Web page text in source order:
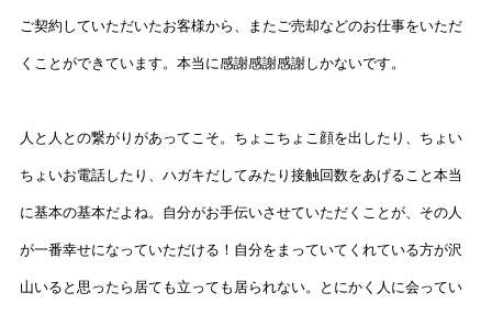
ご契約していただいたお客様から、またご売却などのお仕事をいただ
くことができています。本当に感謝感謝感謝しかないです。
人と人との繋がりがあってこそ。ちょこちょこ顔を出したり、ちょい
ちょいお電話したり、ハガキだしてみたり接触回数をあげること本当
に基本の基本だよね。自分がお手伝いさせていただくことが、その人
が一番幸せになっていただける！自分をまっていてくれている方が沢
山いると思ったら居ても立っても居られない。とにかく人に会ってい